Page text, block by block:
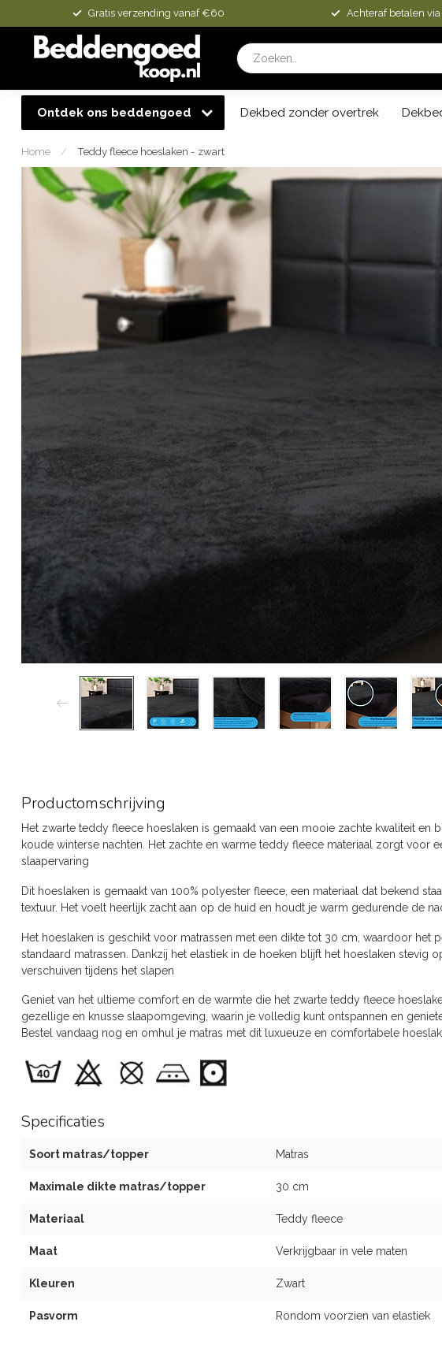
Gratis verzending vanaf €60 Achteraf betalen
Ontdek ons beddengoed Dekbed zonder overtrek
Home / Teddy fleece hoeslaken - zwart
Productomschrijving
Het zwarte teddy fleece hoeslaken is gemaakt van een mooie zachte kwaliteit en
koude winterse nachten. Het zachte en warme teddy fleece materiaal zorgt voor
slaapervaring
Dit hoeslaken is gemaakt van 100% polyester fleece, een materiaal dat bekend
textuur. Het voelt heerlijk zacht aan op de huid en houdt je warm gedurende de
Het hoeslaken is geschikt voor matrassen met een dikte tot 30 cm, waardoor het
standaard matrassen. Dankzij het elastiek in de hoeken blijft het hoeslaken stevig
verschuiven tijdens het slapen
Geniet van het ultieme comfort en de warmte die het zwarte teddy fleece
gezellige en knusse slaapomgeving, waarin je volledig kunt ontspannen en
Bestel vandaag nog en omhul je matras met dit luxueuze en comfortabele
Specificaties
Soort matras/topper Matras
Maximale dikte matras/topper 30 cm
Materiaal Teddy fleece
Maat Verkrijgbaar in vele maten
Kleuren Zwart
Pasvorm Rondom voorzien van elastiek